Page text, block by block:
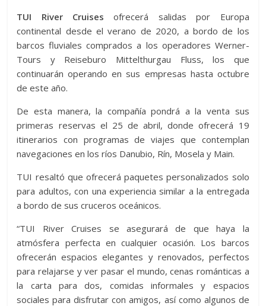
TUI River Cruises ofrecerá salidas por Europa
continental desde el verano de 2020, a bordo de los
barcos fluviales comprados a los operadores Werner-
Tours y Reiseburo Mittelthurgau Fluss, los que
continuarán operando en sus empresas hasta octubre
de este año.
De esta manera, la compañía pondrá a la venta sus
primeras reservas el 25 de abril, donde ofrecerá 19
itinerarios con programas de viajes que contemplan
navegaciones en los ríos Danubio, Rín, Mosela y Main.
TUI resaltó que ofrecerá paquetes personalizados solo
para adultos, con una experiencia similar a la entregada
a bordo de sus cruceros oceánicos.
“TUI River Cruises se asegurará de que haya la
atmósfera perfecta en cualquier ocasión. Los barcos
ofrecerán espacios elegantes y renovados, perfectos
para relajarse y ver pasar el mundo, cenas románticas a
la carta para dos, comidas informales y espacios
sociales para disfrutar con amigos, así como algunos de